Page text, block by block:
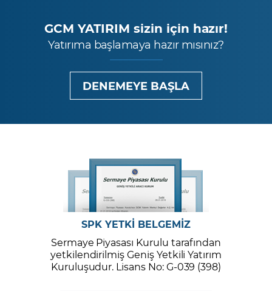
GCM YATIRIM sizin için hazır!
Yatırıma başlamaya hazır mısınız?
DENEMEYE BAŞLA
SPK YETKİ BELGEMİZ
Sermaye Piyasası Kurulu tarafından
yetkilendirilmiş Geniş Yetkili Yatırım
Kuruluşudur. Lisans No: G-039 (398)